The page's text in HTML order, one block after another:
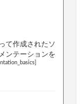
て作成されたソ
ンテーションを